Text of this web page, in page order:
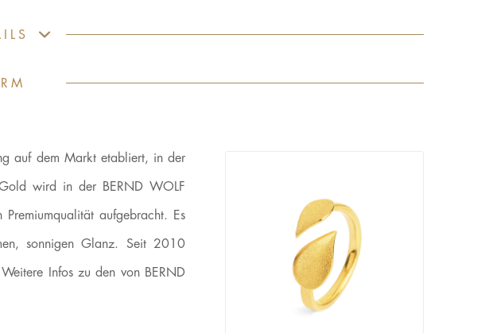
auf dem Markt etabliert, in der
wird in der BERND WOLF
aufgebracht. Es
sonnigen Glanz. Seit 2010
Infos zu den von BERND